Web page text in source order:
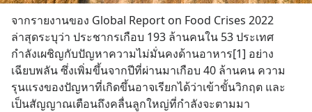
จากรายงานของ Global Report on Food Crises 2022
ล่าสุดระบุว่า ประชากรเกือบ 193 ล้านคนใน 53 ประเทศ
กำลังเผชิญกับปัญหาความไม่มั่นคงด้านอาหาร[1] อย่าง
เฉียบพลัน ซึ่งเพิ่มขึ้นจากปีที่ผ่านมาเกือบ 40 ล้านคน ความ
รุนแรงของปัญหาที่เกิดขึ้นอาจเรียกได้ว่าเข้าขั้นวิกฤต และ
เป็นสัญญาณเตือนถึงคลื่นลูกใหญ่ที่กำลังจะตามมา